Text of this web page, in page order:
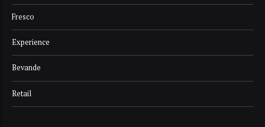
Fresco
Experience
Bevande
Retail